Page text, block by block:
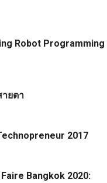
Robot Programming
ยตา
2017
Bangkok 2020: